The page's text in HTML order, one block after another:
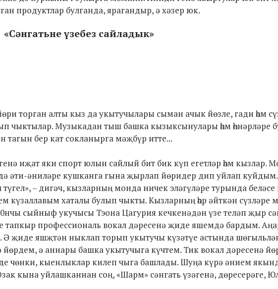
продуктлар булганда, ярагандыр, ә хәзер юк.
«Сәнгатьне үзебез сайладык»
торган алты кыз да укытучылары сыман ачык йөзле, гади һәм
чыктылар. Музыкадан тыш башка кызыксынулары һәм һөнәрләре
тагын бер кат сокланырга мәҗбүр итте...
иҗат яки спорт юлын сайлый бит бик күп егетләр һәм кызлар.
әти-әниләре кушканга гына җырлап йөридер дип уйлап
– дигәч, кызларның монда ничек эләгүләре турында беләсе
күзаллавым хаталы булып чыкты. Кызларның һәр әйткән сүзләре
сыйныф укучысы Тэона Цагурия кечкенәдән үзе теләп җыр
тапкыр профессиональ вокал дәресенә җиде яшемдә бардым.
җиде яшҗтән ныклап торып укытучы күзәтүе астында
ә аннары башка укытучыга күчтем. Тик вокал дәресенә
чөнки, кыенлыклар килеп чыга башлады. Шуңа күрә әнием
кына уйлашканнан соң, «Шарм» сәнгать үзәгенә, дөресерәге,